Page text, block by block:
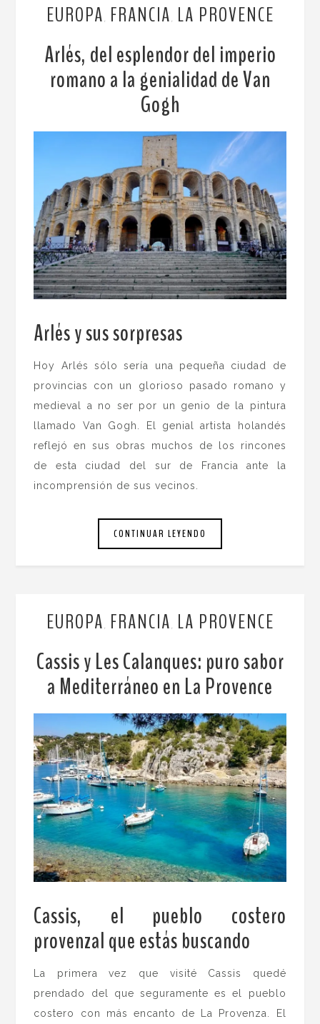
EUROPA FRANCIA LA PROVENCE
Arlés, del esplendor del imperio
romano a la genialidad de Van
Gogh
Arlés y sus sorpresas
Hoy Arlés sólo sería una pequeña ciudad de
provincias con un glorioso pasado romano y
medieval a no ser por un genio de la pintura
llamado Van Gogh. El genial artista holandés
reflejó en sus obras muchos de los rincones
de esta ciudad del sur de Francia ante la
incomprensión de sus vecinos.
CONTINUAR LEYENDO
EUROPA, FRANCIA, LA PROVENCE
Cassis y Les Calanques: puro sabor
a Mediterráneo en La Provence
Cassis, el pueblo costero
provenzal que estás buscando
La primera vez que visité Cassis quedé
prendado del que seguramente es el pueblo
costero con más encanto de La Provenza. El